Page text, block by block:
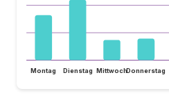
Montag Dienstag MittwochDonnerstag